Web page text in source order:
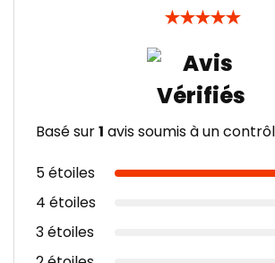
★★★★★
Basé sur1 avis soumis à un
5 étoiles
4 étoiles
3 étoiles